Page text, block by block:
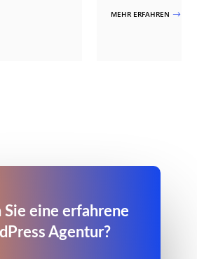
MEHR ERFAHREN $
Sie eine erfahrene
Agentur?